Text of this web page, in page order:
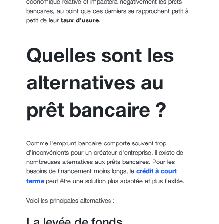
économique relative et impactera négativement les prêts
bancaires, au point que ces derniers se rapprochent petit à
petit de leurtaux d'usure.
Quelles sont les
alternatives au
prêt bancaire ?
Comme l'emprunt bancaire comporte souvent trop
d'inconvénients pour un créateur d'entreprise, il existe de
nombreuses alternatives aux prêts bancaires. Pour les
besoins de financement moins longs, le crédit à court
terme peut être une solution plus adaptée et plus flexible.
Voici les principales alternatives :